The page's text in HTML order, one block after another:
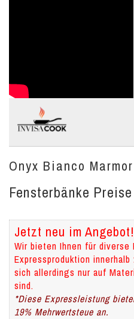
Onyx Bianco
Fensterbänke
Jetzt neu im Angebot!
Wir bieten Ihnen für diverse
Expressproduktion
sich allerdings nur auf
sind.
*Diese Expressleistung
19% Mehrwertsteue an.